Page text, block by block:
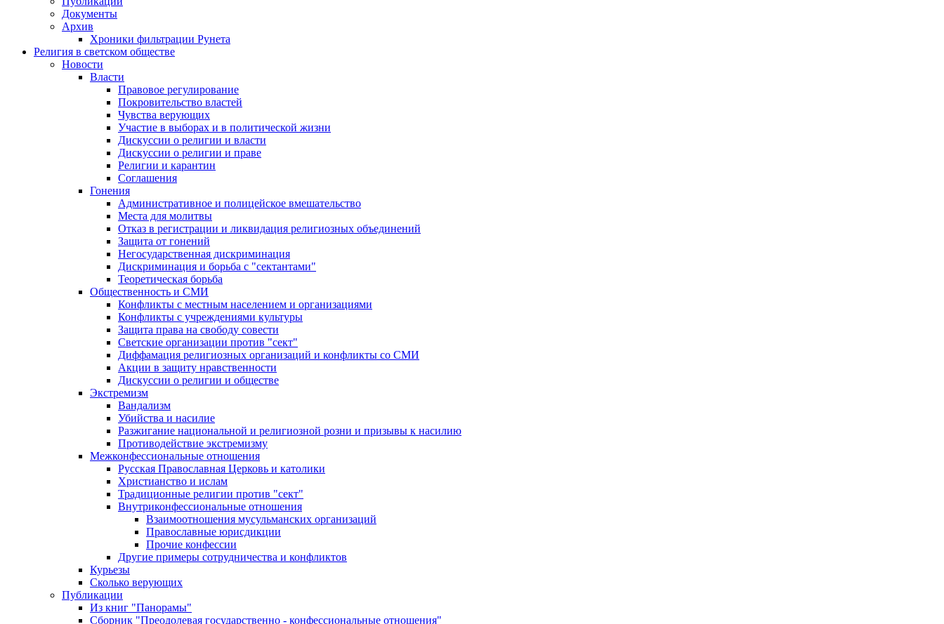
Документы
Архив
Хроники фильтрации Рунета
Религия в светском обществе
Новости
Власти
Правовое регулирование
Покровительство властей
Чувства верующих
Участие в выборах и в политической жизни
Дискуссии о религии и власти
Дискуссии о религии и праве
Религии и карантин
Соглашения
Гонения
Административное и полицейское вмешательство
Места для молитвы
Отказ в регистрации и ликвидация религиозных объединений
Защита от гонений
Негосударственная дискриминация
Дискриминация и борьба с "сектантами"
Теоретическая борьба
Общественность и СМИ
Конфликты с местным населением и организациями
Конфликты с учреждениями культуры
Защита права на свободу совести
Светские организации против "сект"
Диффамация религиозных организаций и конфликты со СМИ
Акции в защиту нравственности
Дискуссии о религии и обществе
Экстремизм
Вандализм
Убийства и насилие
Разжигание национальной и религиозной розни и призывы к насилию
Противодействие экстремизму
Межконфессиональные отношения
Русская Православная Церковь и католики
Христианство и ислам
Традиционные религии против "сект"
Внутриконфессиональные отношения
Взаимоотношения мусульманских организаций
Православные юрисдикции
Прочие конфессии
Другие примеры сотрудничества и конфликтов
Курьезы
Сколько верующих
Публикации
Из книг "Панорамы"
Сборник "Преодолевая государственно - конфессиональные отношения"